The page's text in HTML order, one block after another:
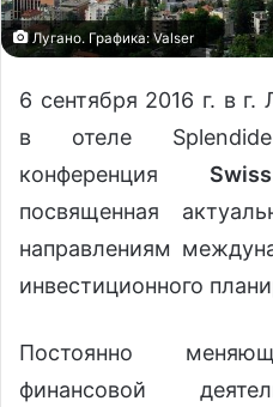
Лугано. Графика: Valser
6 сентября 2016 г. в г.
в отеле
конференция
посвященная
направлениям
инвестиционного
Постоянно
финансовой